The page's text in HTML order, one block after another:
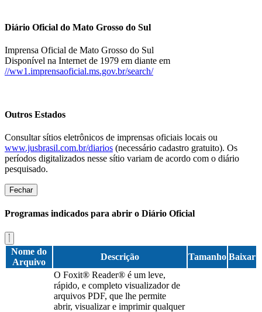
Diário Oficial do Mato Grosso do Sul
Imprensa Oficial de Mato Grosso do Sul
Disponível na Internet de 1979 em diante em
//ww1.imprensaoficial.ms.gov.br/search/
Outros Estados
Consultar sítios eletrônicos de imprensas oficiais locais ou
www.jusbrasil.com.br/diarios (necessário cadastro gratuito). Os
períodos digitalizados nesse sítio variam de acordo com o diário
pesquisado.
Fechar
Programas indicados para abrir o Diário Oficial
Nome do
Arquivo
Descrição Tamanho Baixar
O Foxit® Reader® é um leve,
rápido, e completo visualizador de
arquivos PDF, que lhe permite
abrir, visualizar e imprimir qualquer